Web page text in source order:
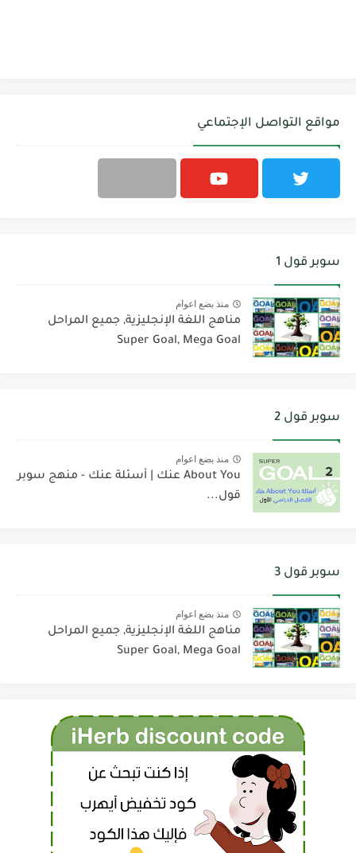
مواقع التواصل الإجتماعي
سوبر قول 1
منذ بضع اعوام
مناهج اللغة الإنجليزية, جميع المراحل
Super Goal, Mega Goal
سوبر قول 2
منذ بضع اعوام
About You عنك | أسئلة عنك - منهج سوبر
قول...
سوبر قول 3
منذ بضع اعوام
مناهج اللغة الإنجليزية, جميع المراحل
Super Goal, Mega Goal